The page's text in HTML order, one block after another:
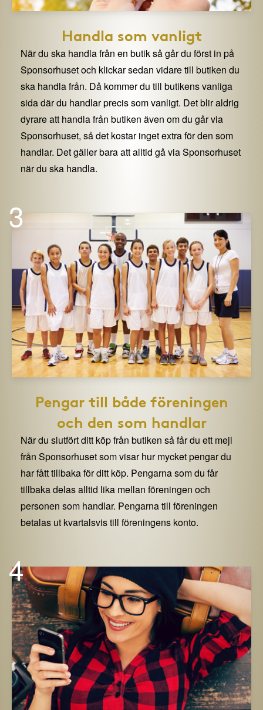
Handla som vanligt
När du ska handla från en butik så går du först in på
Sponsorhuset och klickar sedan vidare till butiken du
ska handla från. Då kommer du till butikens vanliga
sida där du handlar precis som vanligt. Det blir aldrig
dyrare att handla från butiken även om du går via
Sponsorhuset, så det kostar inget extra för den som
handlar. Det gäller bara att alltid gå via Sponsorhuset
när du ska handla.
3
Pengar till både föreningen
och den som handlar
När du slutfört ditt köp från butiken så får du ett mejl
från Sponsorhuset som visar hur mycket pengar du
har fått tillbaka för ditt köp. Pengarna som du får
tillbaka delas alltid lika mellan föreningen och
personen som handlar. Pengarna till föreningen
betalas ut kvartalsvis till föreningens konto.
4